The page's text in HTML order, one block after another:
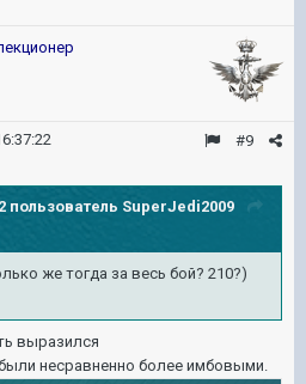
#9
пользователь SuperJedi2009
же тогда за весь бой? 210?)
выразился
несравненно более имбовыми.